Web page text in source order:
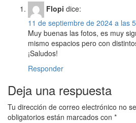
Flopi dice:
11 de septiembre de 2024 a las
Muy buenas las fotos, es muy
mismo espacios pero con
¡Saludos!
Responder
Deja una respuesta
Tu dirección de correo electrónico no
obligatorios están marcados con *